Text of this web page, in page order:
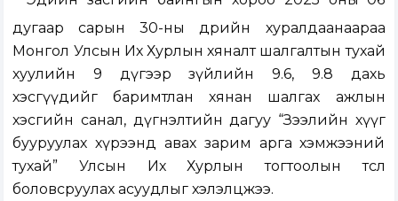
дугаар сарын 30-ны өдрийн хуралдаанаараа
Монгол Улсын Их Хурлын хяналт шалгалтын тухай
хуулийн 9 дүгээр зүйлийн 9.6, 9.8 дахь
хэсгүүдийг баримтлан хянан шалгах ажлын
хэсгийн санал, дүгнэлтийн дагуу “Зээлийн хүүг
бууруулах хүрээнд авах зарим арга хэмжээний
тухай” Улсын Их Хурлын тогтоолын төсөл
боловсруулах асуудлыг хэлэлцжээ.